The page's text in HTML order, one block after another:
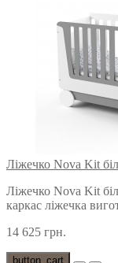
Ліжечко Nova Kit
Ліжечко Nova Kit
каркас ліжечка
14 625 грн.
button_cart